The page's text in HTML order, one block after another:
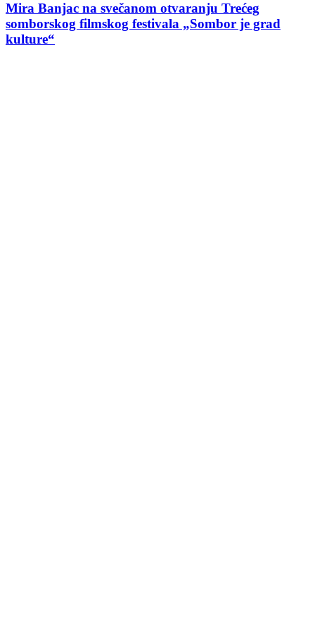
Mira Banjac na svečanom otvaranju Trećeg
somborskog filmskog festivala „Sombor je grad
kulture“